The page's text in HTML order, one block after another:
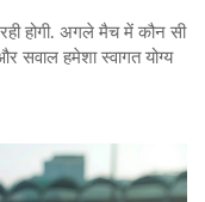
होगी. अगले मैच में कौन सी
सवाल हमेशा स्वागत योग्य